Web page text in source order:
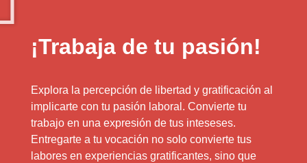
¡Trabaja de tu pasión!
Explora la percepción de libertad y gratificación al
implicarte con tu pasión laboral. Convierte tu
trabajo en una expresión de tus inteseses.
Entregarte a tu vocación no solo convierte tus
labores en experiencias gratificantes, sino que